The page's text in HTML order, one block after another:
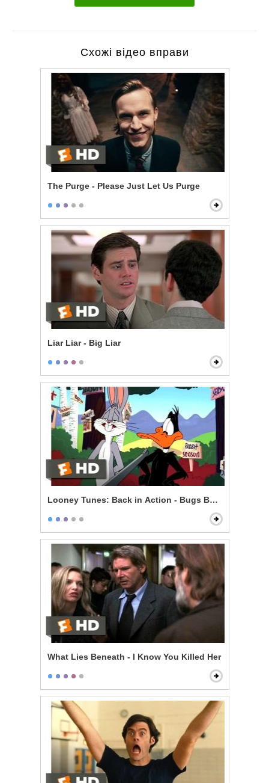
Схожі відео вправи
The Purge - Please Just Let Us Purge
Liar Liar - Big Liar
Looney Tunes: Back in Action - Bugs Bunny vs.
What Lies Beneath - I Know You Killed Her